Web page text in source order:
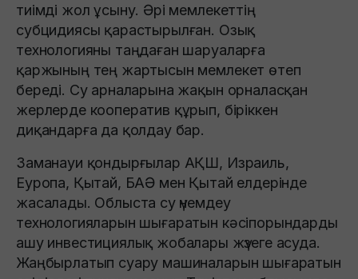
тиімді жол ұсыну. Әрі мемлекеттің
субцидиясы қарастырылған. Озық
технологияны таңдаған шаруаларға
қаржының тең жартысын мемлекет өтеп
береді. Су арналарына жақын орналасқан
жерлерде кооператив құрып, біріккен
диқандарға да қолдау бар.
Заманауи қондырғылар АҚШ, Израиль,
Еуропа, Қытай, БАӘ мен Қытай елдерінде
жасалады. Облыста су үнемдеу
технологияларын шығаратын кәсіпорындарды
ашу инвестициялық жобалары жүзеге асуда.
Жаңбырлатып суару машиналарын шығаратын